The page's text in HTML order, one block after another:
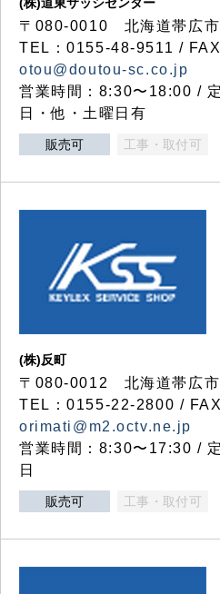
〒080-0010 北海道帯広
TEL：0155-48-9511 /
otou@doutou-sc.co.jp
営業時間：8:30〜18:00 /
日・他・土曜日有
販売可 工事・取付可
(株)反町
〒080-0012 北海道帯広
TEL：0155-22-2800 /
orimati@m2.octv.ne.jp
営業時間：8:30〜17:30 /
日
販売可 工事・取付可